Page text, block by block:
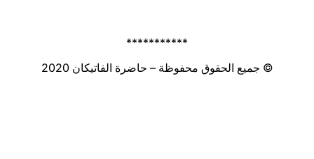
***********
© جميع الحقوق محفوظة – حاضرة الفاتيكان 2020